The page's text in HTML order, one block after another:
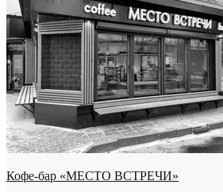
Кофе-бар «МЕСТО ВСТРЕЧИ»